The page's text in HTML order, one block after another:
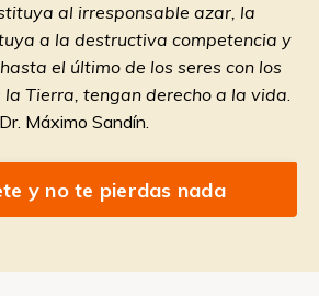
al irresponsable azar, la
a la destructiva competencia y
el último de los seres con los
Tierra, tengan derecho a la vida.
Dr. Máximo Sandín.
y no te pierdas nada